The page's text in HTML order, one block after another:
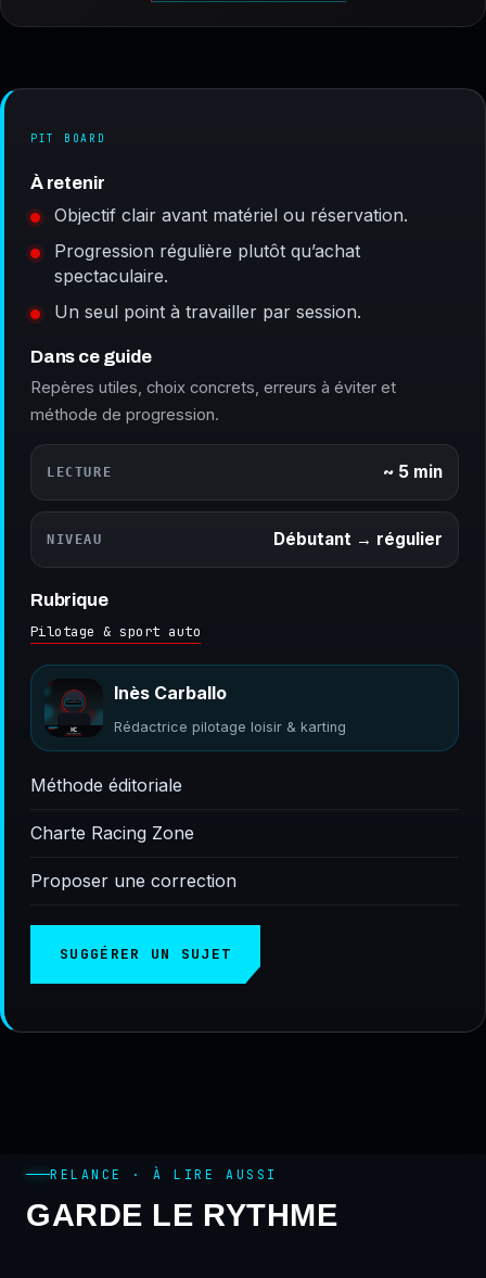
PIT BOARD
À retenir
Objectif clair avant matériel ou réservation.
Progression régulière plutôt qu’achat
spectaculaire.
Un seul point à travailler par session.
Dans ce guide
Repères utiles, choix concrets, erreurs à éviter et
méthode de progression.
LECTURE ~ 5 min
NIVEAU Débutant → régulier
Rubrique
Pilotage & sport auto
Inès Carballo
Rédactrice pilotage loisir & karting
Méthode éditoriale
Charte Racing Zone
Proposer une correction
SUGGÉRER UN SUJET
RELANCE · À LIRE AUSSI
GARDE LE RYTHME